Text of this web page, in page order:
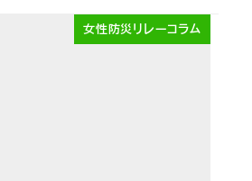
女性防災リレーコラム